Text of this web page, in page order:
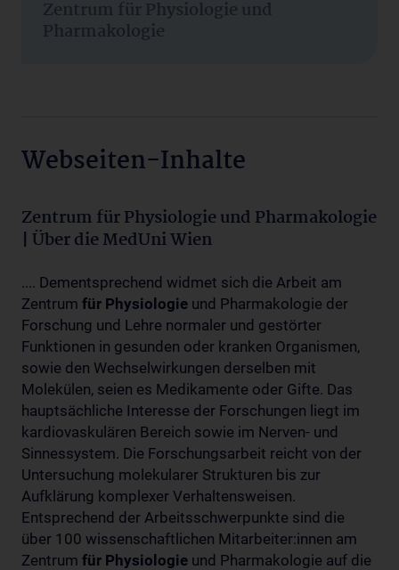
Zentrum für Physiologie und
Pharmakologie
Webseiten-Inhalte
Zentrum für Physiologie und Pharmakologie
| Über die MedUni Wien
.... Dementsprechend widmet sich die Arbeit am
Zentrum für Physiologie und Pharmakologie der
Forschung und Lehre normaler und gestörter
Funktionen in gesunden oder kranken Organismen,
sowie den Wechselwirkungen derselben mit
Molekülen, seien es Medikamente oder Gifte. Das
hauptsächliche Interesse der Forschungen liegt im
kardiovaskulären Bereich sowie im Nerven- und
Sinnessystem. Die Forschungsarbeit reicht von der
Untersuchung molekularer Strukturen bis zur
Aufklärung komplexer Verhaltensweisen.
Entsprechend der Arbeitsschwerpunkte sind die
über 100 wissenschaftlichen Mitarbeiter:innen am
Zentrum für Physiologie und Pharmakologie auf die